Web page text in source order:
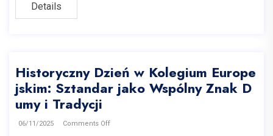
Details
Historyczny Dzień w Kolegium Europe
jskim: Sztandar jako Wspólny Znak D
umy i Tradycji
06/11/2025 Comments Off